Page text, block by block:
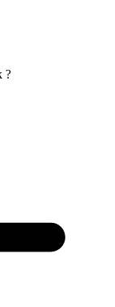
?